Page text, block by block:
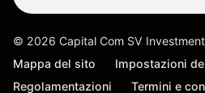
© 2026 Capital Com SV
Mappa del sito
Impostazioni
Regolamentazioni
Termini e